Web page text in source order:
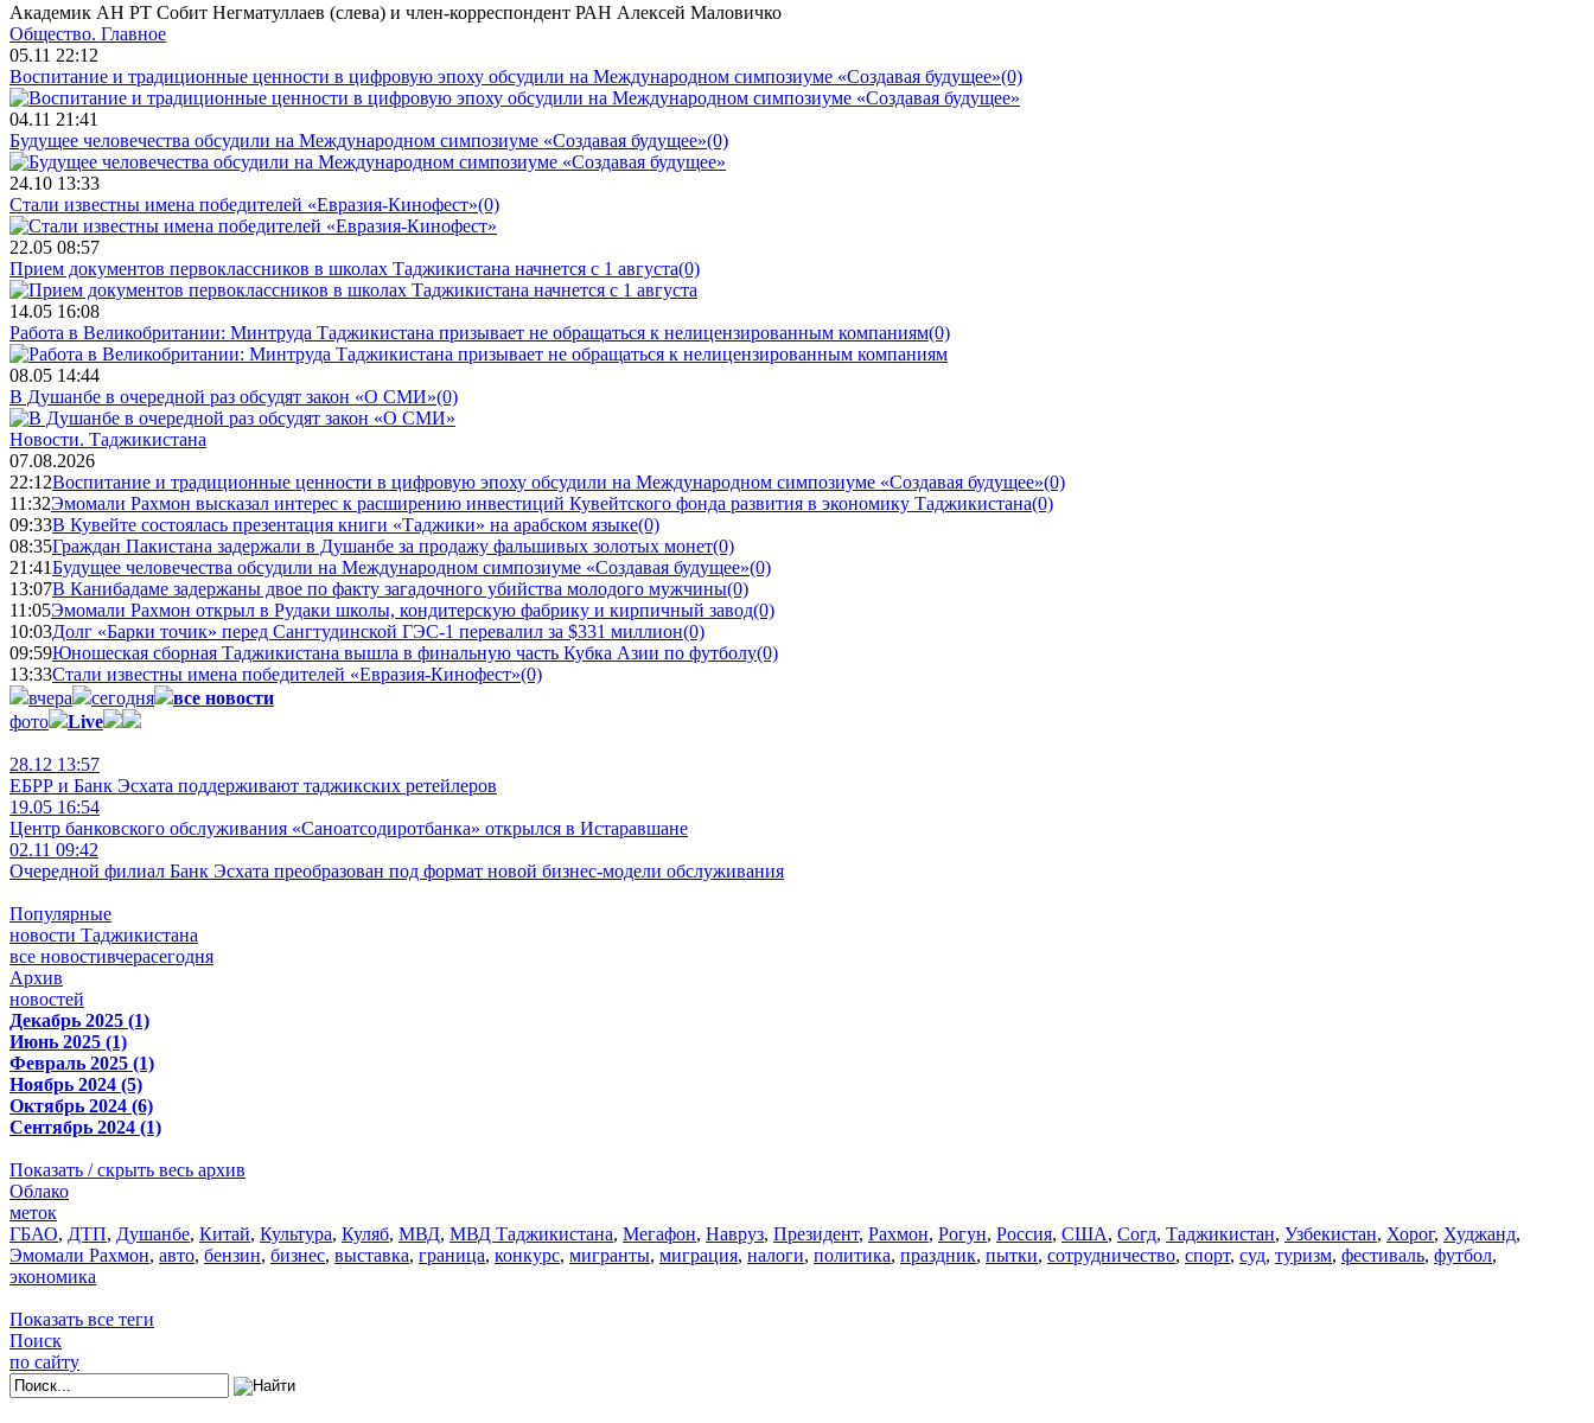
Академик АН РТ Собит Негматуллаев (слева) и член-корреспондент РАН Алексей Маловичко
Общество. Главное
05.11 22:12
Воспитание и традиционные ценности в цифровую эпоху обсудили на Международном симпозиуме «Создавая будущее»(0)
04.11 21:41
Будущее человечества обсудили на Международном симпозиуме «Создавая будущее»(0)
24.10 13:33
Стали известны имена победителей «Евразия-Кинофест»(0)
22.05 08:57
Прием документов первоклассников в школах Таджикистана начнется с 1 августа(0)
14.05 16:08
Работа в Великобритании: Минтруда Таджикистана призывает не обращаться к нелицензированным компаниям(0)
08.05 14:44
В Душанбе в очередной раз обсудят закон «О СМИ»(0)
Новости. Таджикистана
07.08.2026
22:12Воспитание и традиционные ценности в цифровую эпоху обсудили на Международном симпозиуме «Создавая будущее»(0)
11:32Эмомали Рахмон высказал интерес к расширению инвестиций Кувейтского фонда развития в экономику Таджикистана(0)
09:33В Кувейте состоялась презентация книги «Таджики» на арабском языке(0)
08:35Граждан Пакистана задержали в Душанбе за продажу фальшивых золотых монет(0)
21:41Будущее человечества обсудили на Международном симпозиуме «Создавая будущее»(0)
13:07В Канибадаме задержаны двое по факту загадочного убийства молодого мужчины(0)
11:05Эмомали Рахмон открыл в Рудаки школы, кондитерскую фабрику и кирпичный завод(0)
10:03Долг «Барки точик» перед Сангтудинской ГЭС-1 перевалил за $331 миллион(0)
09:59Юношеская сборная Таджикистана вышла в финальную часть Кубка Азии по футболу(0)
13:33Стали известны имена победителей «Евразия-Кинофест»(0)
вчера
сегодня
все новости
фото
Live
28.12 13:57
ЕБРР и Банк Эсхата поддерживают таджикских ретейлеров
19.05 16:54
Центр банковского обслуживания «Саноатсодиротбанка» открылся в Истаравшане
02.11 09:42
Очередной филиал Банк Эсхата преобразован под формат новой бизнес-модели обслуживания
Популярные
новости Таджикистана
все новостивчерасегодня
Архив
новостей
Декабрь 2025 (1)
Июнь 2025 (1)
Февраль 2025 (1)
Ноябрь 2024 (5)
Октябрь 2024 (6)
Сентябрь 2024 (1)
Показать / скрыть весь архив
Облако
меток
ГБАО, ДТП, Душанбе, Китай, Культура, Куляб, МВД, МВД Таджикистана, Мегафон, Навруз, Президент, Рахмон, Рогун, Россия, США, Согд, Таджикистан, Узбекистан, Хорог, Худжанд,
Эмомали Рахмон, авто, бензин, бизнес, выставка, граница, конкурс, мигранты, миграция, налоги, политика, праздник, пытки, сотрудничество, спорт, суд, туризм, фестиваль, футбол,
экономика
Показать все теги
Поиск
по сайту